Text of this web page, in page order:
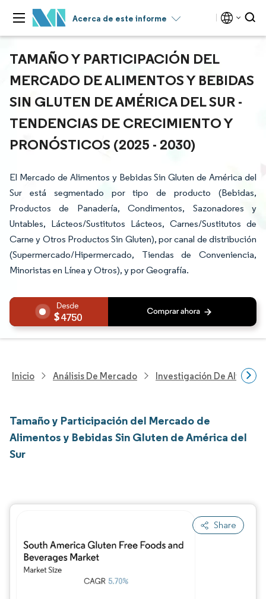
Acerca de este informe
TAMAÑO Y PARTICIPACIÓN DEL
MERCADO DE ALIMENTOS Y BEBIDAS
SIN GLUTEN DE AMÉRICA DEL SUR -
TENDENCIAS DE CRECIMIENTO Y
PRONÓSTICOS (2025 - 2030)
El Mercado de Alimentos y Bebidas Sin Gluten de América del
Sur está segmentado por tipo de producto (Bebidas,
Productos de Panadería, Condimentos, Sazonadores y
Untables, Lácteos/Sustitutos Lácteos, Carnes/Sustitutos de
Carne y Otros Productos Sin Gluten), por canal de distribución
(Supermercado/Hipermercado, Tiendas de Conveniencia,
Minoristas en Línea y Otros), y por Geografía.
4750
Inicio Análisis De Mercado Investigación De
Tamaño y Participación del Mercado de
Alimentos y Bebidas Sin Gluten de América del
Sur
Share